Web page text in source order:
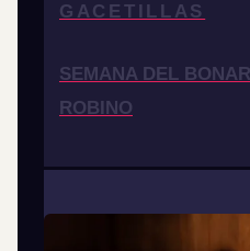
GACETILLAS
SEMANA DEL
ROBINO